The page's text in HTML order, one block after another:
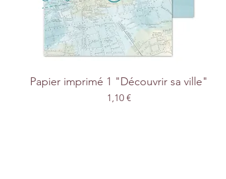
Papier imprimé 1 "Découvrir sa ville"
Prix
1,10 €